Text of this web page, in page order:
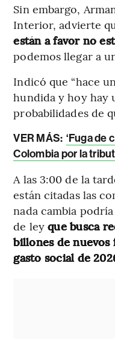
Sin embargo,
Interior, advierte
están a favor no
podemos llegar a
Indicó que “hace
hundida y hoy hay
probabilidades de
VER MÁS: ‘Fuga de
Colombia por la
A las 3:00 de la
están citadas las
nada cambia
de ley que busca
billones de
gasto social de